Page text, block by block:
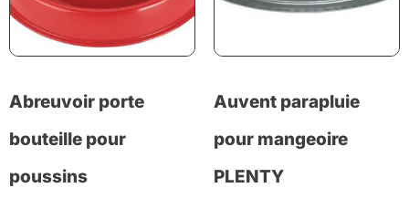
Abreuvoir porte
bouteille pour
poussins
Auvent parapluie
pour mangeoire
PLENTY